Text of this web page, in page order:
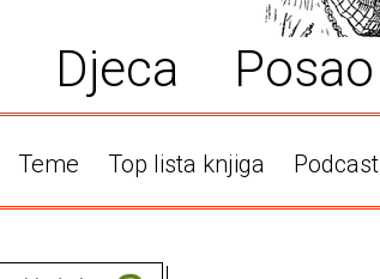
Djeca Posao
Teme Top lista knjiga Podcast